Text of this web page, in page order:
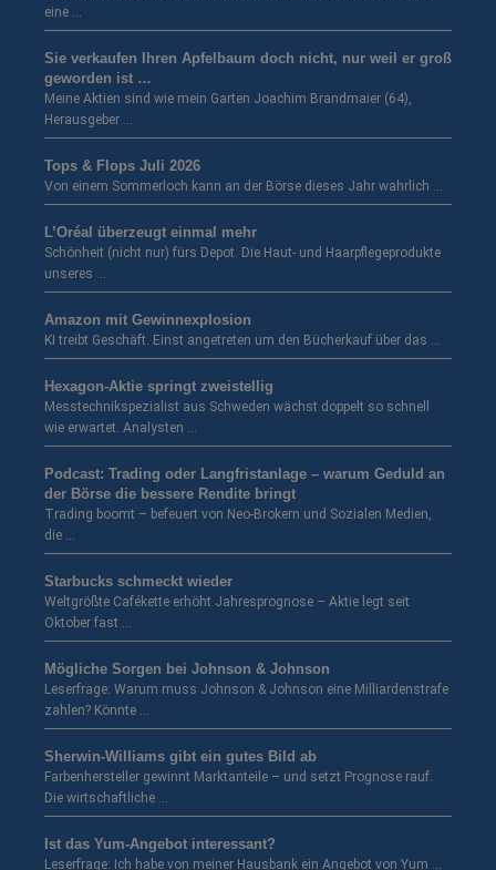
eine …
Sie verkaufen Ihren Apfelbaum doch nicht, nur weil er groß
geworden ist …
Meine Aktien sind wie mein Garten Joachim Brandmaier (64),
Herausgeber …
Tops & Flops Juli 2026
Von einem Sommerloch kann an der Börse dieses Jahr wahrlich …
L’Oréal überzeugt einmal mehr
Schönheit (nicht nur) fürs Depot. Die Haut- und Haarpflegeprodukte
unseres …
Amazon mit Gewinnexplosion
KI treibt Geschäft. Einst angetreten um den Bücherkauf über das …
Hexagon-Aktie springt zweistellig
Messtechnikspezialist aus Schweden wächst doppelt so schnell
wie erwartet. Analysten …
Podcast: Trading oder Langfristanlage – warum Geduld an
der Börse die bessere Rendite bringt
Trading boomt – befeuert von Neo-Brokern und Sozialen Medien,
die …
Starbucks schmeckt wieder
Weltgrößte Cafékette erhöht Jahresprognose – Aktie legt seit
Oktober fast …
Mögliche Sorgen bei Johnson & Johnson
Leserfrage: Warum muss Johnson & Johnson eine Milliardenstrafe
zahlen? Könnte …
Sherwin-Williams gibt ein gutes Bild ab
Farbenhersteller gewinnt Marktanteile – und setzt Prognose rauf.
Die wirtschaftliche …
Ist das Yum-Angebot interessant?
Leserfrage: Ich habe von meiner Hausbank ein Angebot von Yum …